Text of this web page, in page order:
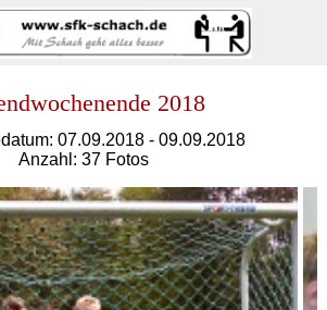
2018
07.09.2018 - 09.09.2018
Anzahl: 37 Fotos